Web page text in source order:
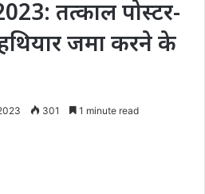
तत्काल पोस्टर-
जमा करने के
301 1 minute read